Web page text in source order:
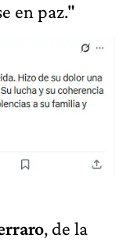
en paz."
, de la